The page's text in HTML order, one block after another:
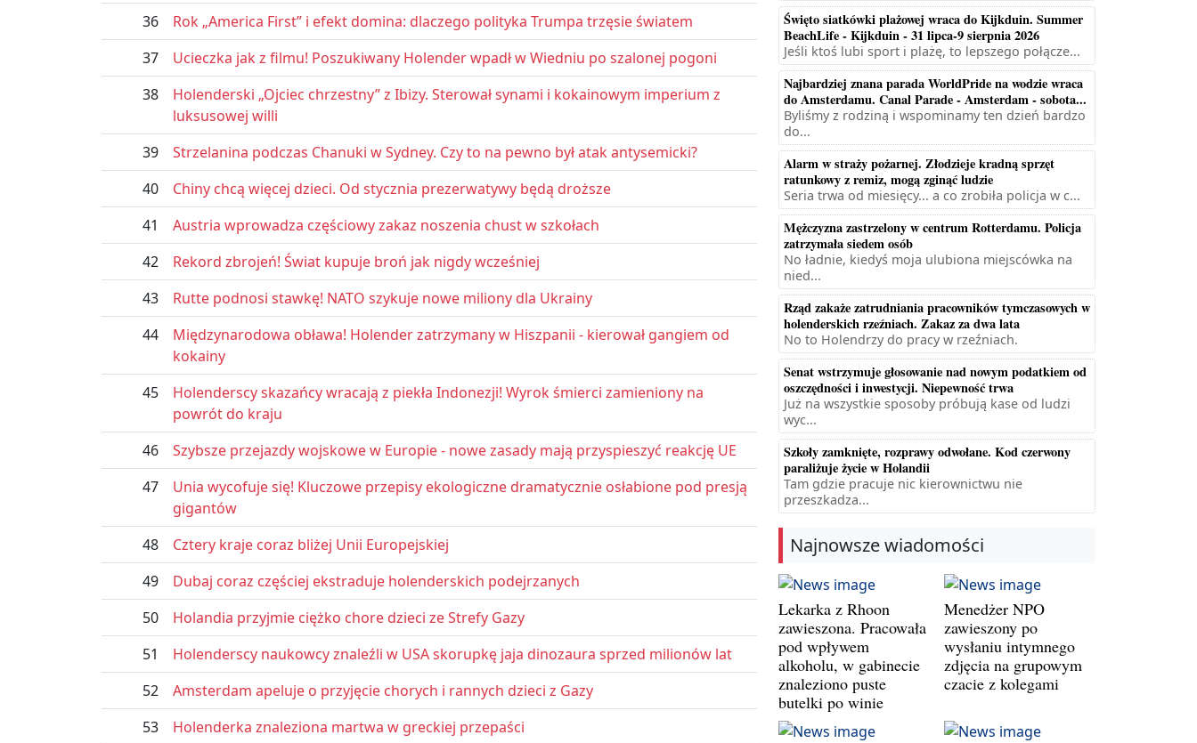
36
Rok „America First” i efekt domina: dlaczego polityka Trumpa trzęsie światem
37
Ucieczka jak z filmu! Poszukiwany Holender wpadł w Wiedniu po szalonej pogoni
38
Holenderski „Ojciec chrzestny” z Ibizy. Sterował synami i kokainowym imperium z
luksusowej willi
39
Strzelanina podczas Chanuki w Sydney. Czy to na pewno był atak antysemicki?
40
Chiny chcą więcej dzieci. Od stycznia prezerwatywy będą droższe
41
Austria wprowadza częściowy zakaz noszenia chust w szkołach
42
Rekord zbrojeń! Świat kupuje broń jak nigdy wcześniej
43
Rutte podnosi stawkę! NATO szykuje nowe miliony dla Ukrainy
44
Międzynarodowa obława! Holender zatrzymany w Hiszpanii - kierował gangiem od
kokainy
45
Holenderscy skazańcy wracają z piekła Indonezji! Wyrok śmierci zamieniony na
powrót do kraju
46
Szybsze przejazdy wojskowe w Europie - nowe zasady mają przyspieszyć reakcję UE
47
Unia wycofuje się! Kluczowe przepisy ekologiczne dramatycznie osłabione pod presją
gigantów
48
Cztery kraje coraz bliżej Unii Europejskiej
49
Dubaj coraz częściej ekstraduje holenderskich podejrzanych
50
Holandia przyjmie ciężko chore dzieci ze Strefy Gazy
51
Holenderscy naukowcy znaleźli w USA skorupkę jaja dinozaura sprzed milionów lat
52
Amsterdam apeluje o przyjęcie chorych i rannych dzieci z Gazy
53
Holenderka znaleziona martwa w greckiej przepaści
Święto siatkówki plażowej wraca do Kijkduin. Summer
BeachLife - Kijkduin - 31 lipca-9 sierpnia 2026
Jeśli ktoś lubi sport i plażę, to lepszego połącze...
Najbardziej znana parada WorldPride na wodzie wraca
do Amsterdamu. Canal Parade - Amsterdam - sobota...
Byliśmy z rodziną i wspominamy ten dzień bardzo
do...
Alarm w straży pożarnej. Złodzieje kradną sprzęt
ratunkowy z remiz, mogą zginąć ludzie
Seria trwa od miesięcy... a co zrobiła policja w c...
Mężczyzna zastrzelony w centrum Rotterdamu. Policja
zatrzymała siedem osób
No ładnie, kiedyś moja ulubiona miejscówka na
nied...
Rząd zakaże zatrudniania pracowników tymczasowych w
holenderskich rzeźniach. Zakaz za dwa lata
No to Holendrzy do pracy w rzeźniach.
Senat wstrzymuje głosowanie nad nowym podatkiem od
oszczędności i inwestycji. Niepewność trwa
Już na wszystkie sposoby próbują kase od ludzi
wyc...
Szkoły zamknięte, rozprawy odwołane. Kod czerwony
paraliżuje życie w Holandii
Tam gdzie pracuje nic kierownictwu nie
przeszkadza...
Najnowsze wiadomości
Lekarka z Rhoon
zawieszona. Pracowała
pod wpływem
alkoholu, w gabinecie
znaleziono puste
butelki po winie
Menedżer NPO
zawieszony po
wysłaniu intymnego
zdjęcia na grupowym
czacie z kolegami